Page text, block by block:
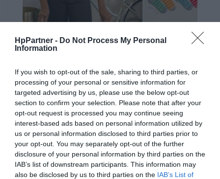
HpPartner - Do Not Process My Personal
Information
If you wish to opt-out of the sale, sharing to third parties, or
processing of your personal or sensitive information for
targeted advertising by us, please use the below opt-out
section to confirm your selection. Please note that after your
opt-out request is processed you may continue seeing
interest-based ads based on personal information utilized by
us or personal information disclosed to third parties prior to
your opt-out. You may separately opt-out of the further
disclosure of your personal information by third parties on the
IAB’s list of downstream participants. This information may
also be disclosed by us to third parties on the IAB’s List of
Przedstawiaj swoje pomysły na biznes za pomocą
najwyższej jakości kolorowych wydruków – spraw, że Twoja
praca będzie się wyróżniać.